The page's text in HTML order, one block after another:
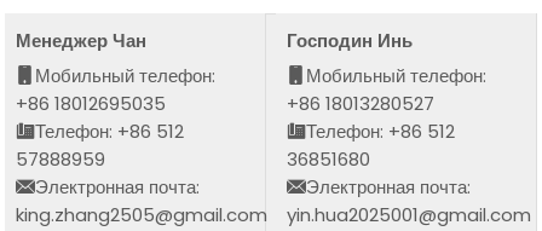
Менеджер Чан
Мобильный телефон:
+86 18012695035
Телефон: +86 512
57888959
Электронная почта:
king.zhang2505@gmail.com
Господин Инь
Мобильный телефон:
+86 18013280527
Телефон: +86 512
36851680
Электронная почта:
yin.hua2025001@gmail.com